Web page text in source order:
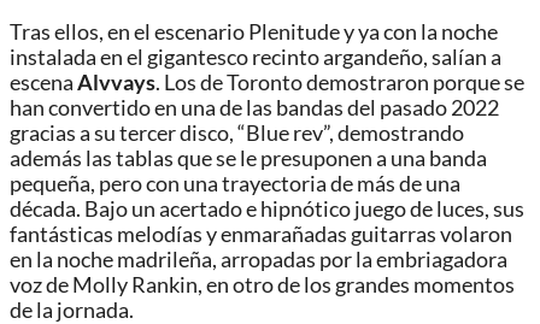
Tras ellos, en el escenario Plenitude y ya con la noche
instalada en el gigantesco recinto argandeño, salían a
escenaAlvvays. Los de Toronto demostraron porque se
han convertido en una de las bandas del pasado 2022
gracias a su tercer disco, “Blue rev”, demostrando
además las tablas que se le presuponen a una banda
pequeña, pero con una trayectoria de más de una
década. Bajo un acertado e hipnótico juego de luces, sus
fantásticas melodías y enmarañadas guitarras volaron
en la noche madrileña, arropadas por la embriagadora
voz de Molly Rankin, en otro de los grandes momentos
de la jornada.